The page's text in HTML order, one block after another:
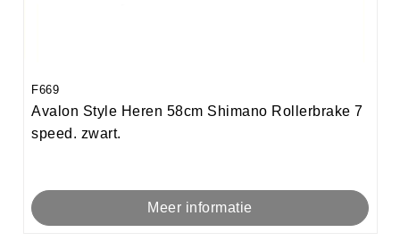
F669
Avalon Style Heren 58cm Shimano Rollerbrake 7
speed. zwart.
Meer informatie